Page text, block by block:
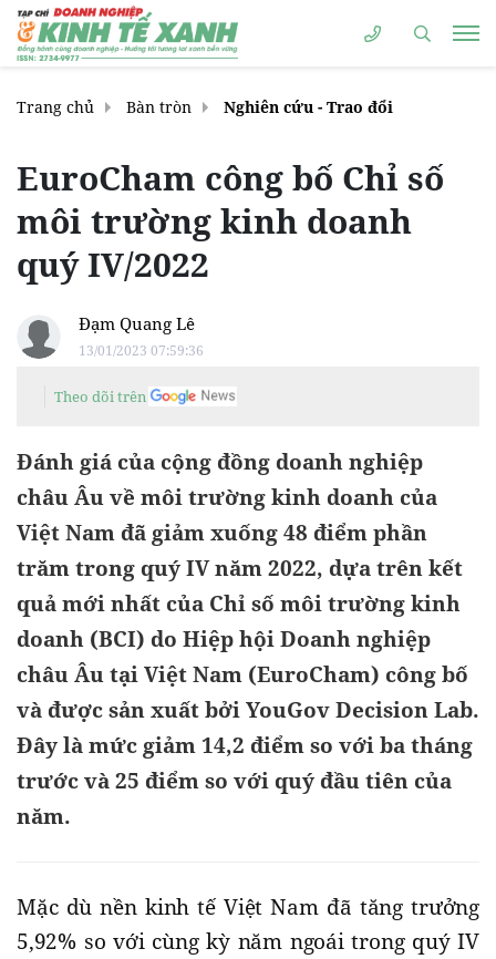
Trang chủ Bàn tròn Nghiên cứu - Trao đổi
EuroCham công bố Chỉ số
môi trường kinh doanh
quý IV/2022
Đạm Quang Lê
13/01/2023 07:59:36
Theo dõi trên
Đánh giá của cộng đồng doanh nghiệp
châu Âu về môi trường kinh doanh của
Việt Nam đã giảm xuống 48 điểm phần
trăm trong quý IV năm 2022, dựa trên kết
quả mới nhất của Chỉ số môi trường kinh
doanh (BCI) do Hiệp hội Doanh nghiệp
châu Âu tại Việt Nam (EuroCham) công bố
và được sản xuất bởi YouGov Decision Lab.
Đây là mức giảm 14,2 điểm so với ba tháng
trước và 25 điểm so với quý đầu tiên của
năm.
Mặc dù nền kinh tế Việt Nam đã tăng trưởng
5,92% so với cùng kỳ năm ngoái trong quý IV